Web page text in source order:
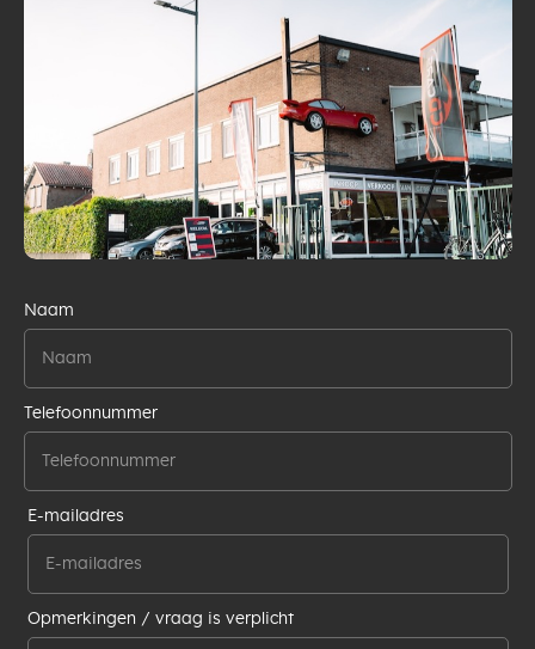
Naam
Telefoonnummer
E-mailadres
Opmerkingen / vraag is verplicht